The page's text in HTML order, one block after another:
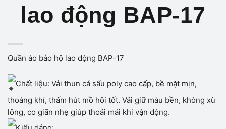
lao động BAP-17
Quần áo bảo hộ lao động BAP-17
Chất liệu: Vải thun cá sấu poly cao cấp, bề mặt mịn,
thoáng khí, thấm hút mồ hôi tốt. Vải giữ màu bền, không xù
lông, co giãn nhẹ giúp thoải mái khi vận động.